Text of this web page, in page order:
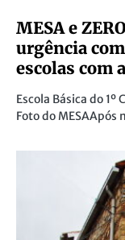
MESA e
urgência
escolas com
Escola Básica do 1º
Foto do